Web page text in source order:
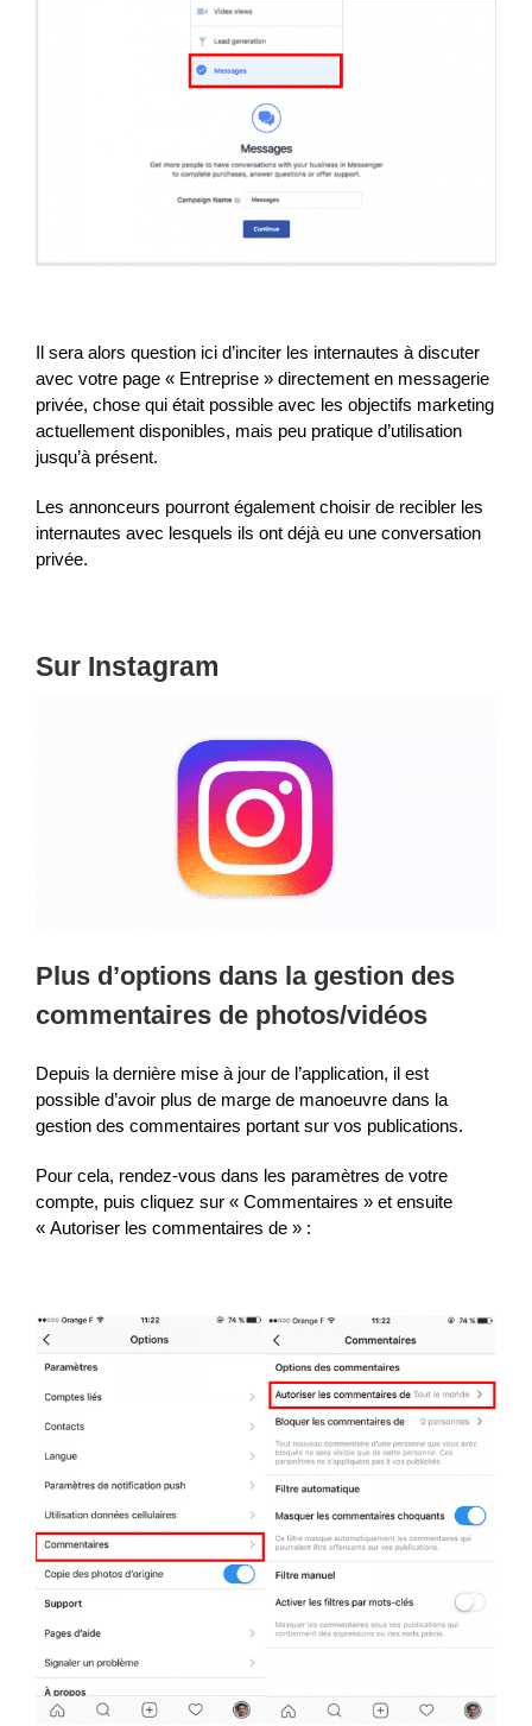
Il sera alors question ici d’inciter les internautes à discuter
avec votre page « Entreprise » directement en messagerie
privée, chose qui était possible avec les objectifs marketing
actuellement disponibles, mais peu pratique d’utilisation
jusqu’à présent.
Les annonceurs pourront également choisir de recibler les
internautes avec lesquels ils ont déjà eu une conversation
privée.
Sur Instagram
Plus d’options dans la gestion des
commentaires de photos/vidéos
Depuis la dernière mise à jour de l’application, il est
possible d’avoir plus de marge de manoeuvre dans la
gestion des commentaires portant sur vos publications.
Pour cela, rendez-vous dans les paramètres de votre
compte, puis cliquez sur « Commentaires » et ensuite
« Autoriser les commentaires de » :